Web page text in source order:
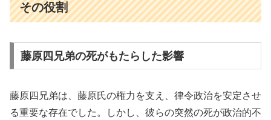
その役割
藤原四兄弟の死がもたらした影響
藤原四兄弟は、藤原氏の権力を支え、律令政治を安定させ
る重要な存在でした。しかし、彼らの突然の死が政治的不